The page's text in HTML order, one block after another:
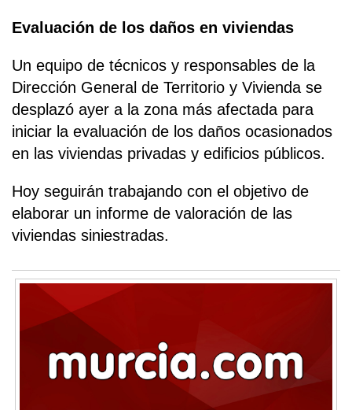
Evaluación de los daños en viviendas
Un equipo de técnicos y responsables de la
Dirección General de Territorio y Vivienda se
desplazó ayer a la zona más afectada para
iniciar la evaluación de los daños ocasionados
en las viviendas privadas y edificios públicos.
Hoy seguirán trabajando con el objetivo de
elaborar un informe de valoración de las
viviendas siniestradas.